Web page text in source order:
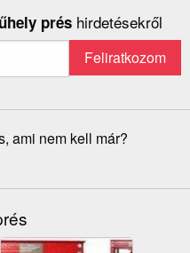
prés hirdetésekről
ami nem kell már?